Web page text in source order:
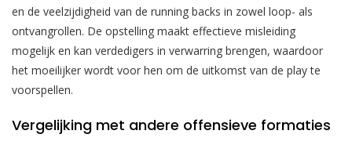
en de veelzijdigheid van de running backs in zowel loop- als
ontvangrollen. De opstelling maakt effectieve misleiding
mogelijk en kan verdedigers in verwarring brengen, waardoor
het moeilijker wordt voor hen om de uitkomst van de play te
voorspellen.
Vergelijking met andere offensieve formaties